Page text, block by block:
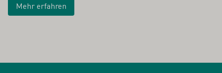
Mehr erfahren